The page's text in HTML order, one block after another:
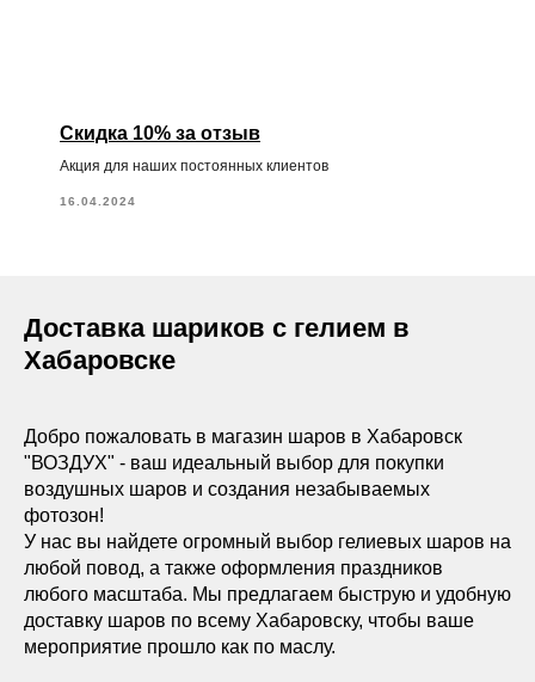
Скидка 10% за отзыв
Акция для наших постоянных клиентов
16.04.2024
Доставка шариков с гелием в
Хабаровске
Добро пожаловать в магазин шаров в Хабаровск
"ВОЗДУХ" - ваш идеальный выбор для покупки
воздушных шаров и создания незабываемых
фотозон!
У нас вы найдете огромный выбор гелиевых шаров на
любой повод, а также оформления праздников
любого масштаба. Мы предлагаем быструю и удобную
доставку шаров по всему Хабаровску, чтобы ваше
мероприятие прошло как по маслу.